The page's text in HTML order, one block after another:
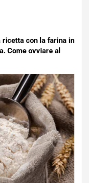
ricetta con la farina in
Come ovviare al